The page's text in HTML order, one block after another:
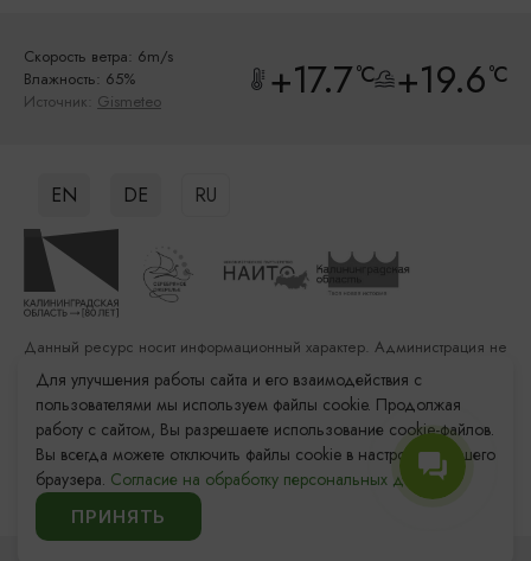
Скорость ветра: 6m/s
Влажность: 65%
Источник: Gismeteo +17.7°C +19.6°C
EN DE RU
© 2011–2026 «Туристский информационный центр
Калининградской области»
Данный ресурс носит информационный характер. Администрация не
несет ответственности за качество услуг, предоставленных
сторонними организациями
Разработка сайта: «Решение»
Продвижение сайта: Remarka Agency
Для улучшения работы сайта и его взаимодействия с
пользователями мы используем файлы cookie. Продолжая
работу с сайтом, Вы разрешаете использование cookie-файлов.
Вы всегда можете отключить файлы cookie в настройках Вашего
браузера. Согласие на обработку персональных данных.
ПРИНЯТЬ